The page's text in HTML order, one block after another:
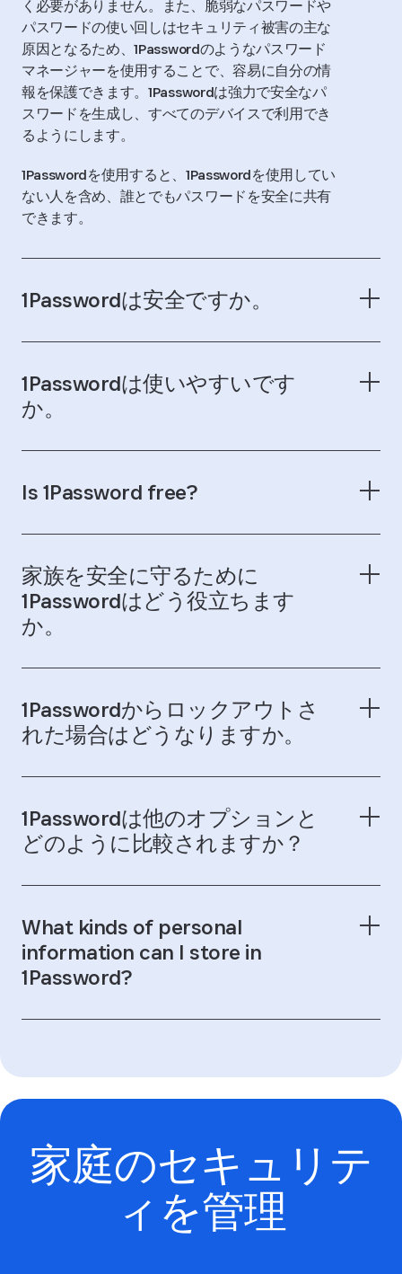
く必要がありません。また、脆弱なパスワードや
パスワードの使い回しはセキュリティ被害の主な
原因となるため、1Passwordのようなパスワード
マネージャーを使用することで、容易に自分の情
報を保護できます。1Passwordは強力で安全なパ
スワードを生成し、すべてのデバイスで利用でき
るようにします。
1Passwordを使用すると、1Passwordを使用してい
ない人を含め、誰とでもパスワードを安全に共有
できます。
1Passwordは安全ですか。
い
1Passwordは使いやすいです
か。
一覧をご覧ください
Is 1Password free?
家族を安全に守るために
1Passwordはどう役立ちます
か。
1Passwordからロックアウトさ
れた場合はどうなりますか。
Emergency Kit
1Passwordは他のオプションと
どのように比較されますか？
製品比較をご覧ください
What kinds of personal
information can I store in
1Password?
家庭のセキュリテ
ィを管理